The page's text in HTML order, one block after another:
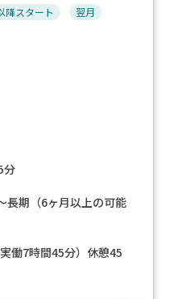
降スタート
翌月
分
長期（6ヶ月以上の可能
働7時間45分）休憩45